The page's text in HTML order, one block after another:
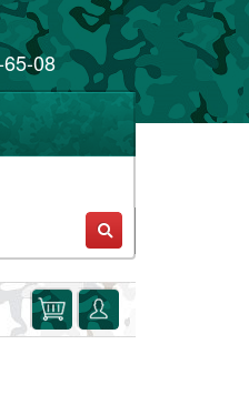
08